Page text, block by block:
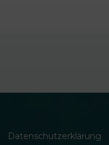
Datenschutzerklärung